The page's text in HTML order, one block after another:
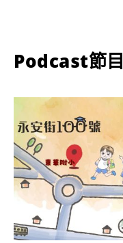
Podcast節目